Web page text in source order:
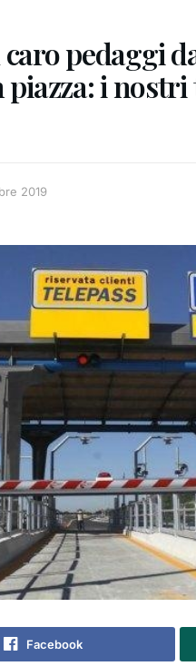
pedaggi
piazza: i
2019
Facebook